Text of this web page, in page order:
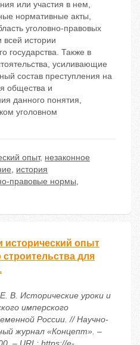
или участия в нем,
нормативные акты,
уголовно-правовых
истории
государства. Также в
усиливающие
состав преступления на
общества и
данного понятия,
уголовном
опыт, незаконное
, история
правовые нормы,
исторический опыт
для
В. Исторические уроки и
имперского
России. // Научно-
журнал «Концепт». –